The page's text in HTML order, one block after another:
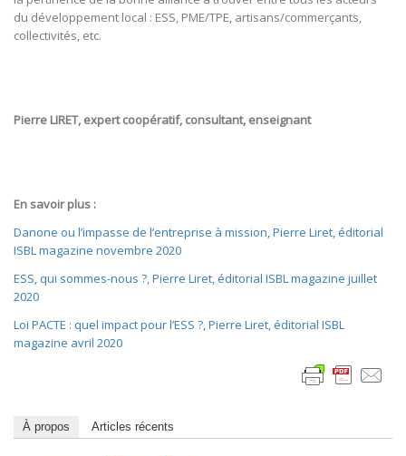
du développement local : ESS, PME/TPE, artisans/commerçants,
collectivités, etc.
Pierre LIRET, expert coopératif, consultant, enseignant
En savoir plus :
Danone ou l’impasse de l’entreprise à mission, Pierre Liret, éditorial
ISBL magazine novembre 2020
ESS, qui sommes-nous ?, Pierre Liret, éditorial ISBL magazine juillet
2020
Loi PACTE : quel impact pour l’ESS ?, Pierre Liret, éditorial ISBL
magazine avril 2020
À propos Articles récents